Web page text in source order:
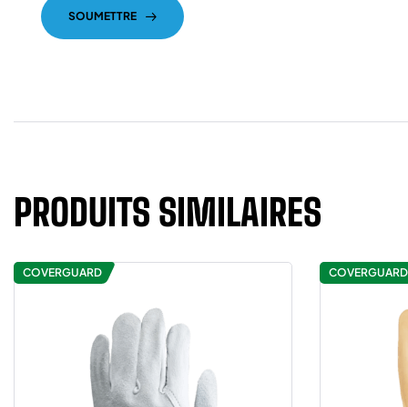
SOUMETTRE
PRODUITS SIMILAIRES
COVERGUARD COVERGUARD